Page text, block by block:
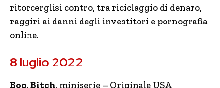
ritorcerglisi contro, tra riciclaggio di denaro,
raggiri ai danni degli investitori e pornografia
online.
8 luglio 2022
Boo, Bitch, miniserie – Originale USA